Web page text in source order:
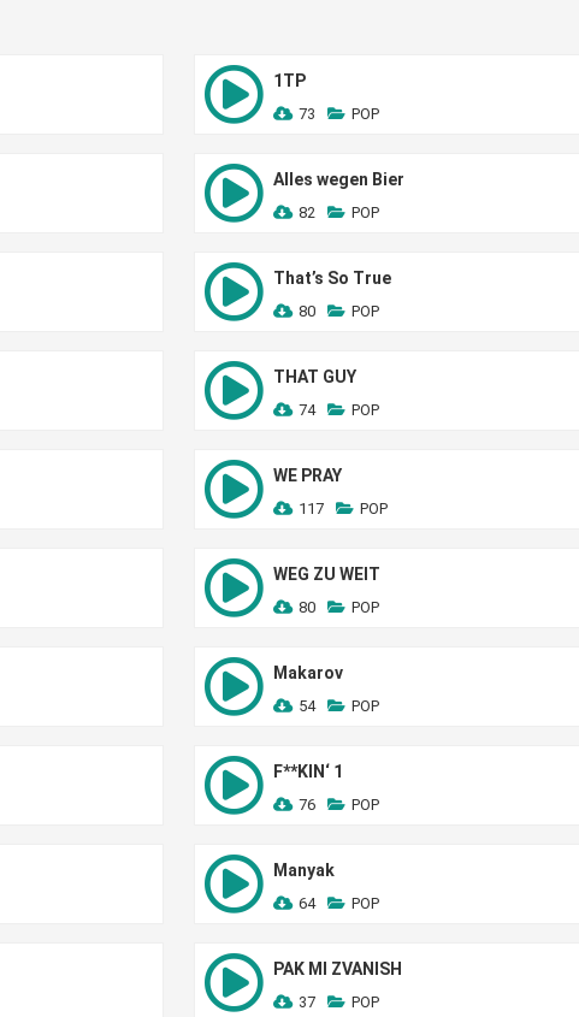
1TP
73 POP
Alles wegen Bier
82 POP
That’s So True
80 POP
THAT GUY
74 POP
WE PRAY
117 POP
WEG ZU WEIT
80 POP
Makarov
54 POP
F**KIN‘ 1
76 POP
Manyak
64 POP
PAK MI ZVANISH
37 POP